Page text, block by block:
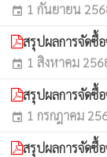
event 1 กันยายน
สรุปผลการจัดซื้
event 1 สิงหาคม
สรุปผลการจัดซื้
event 1 กรกฎาคม
สรุปผลการจัดซื้